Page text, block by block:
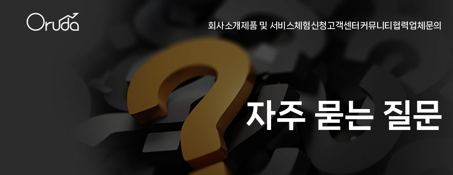
회사소개
인사말
오시는길
제품 및 서비스
현물 프로그램
선물 프로그램
체험신청
거래소 안내
고객센터
자주 묻는 질문
원격지원
커뮤니티 협력업체문의
자주 묻는 질문